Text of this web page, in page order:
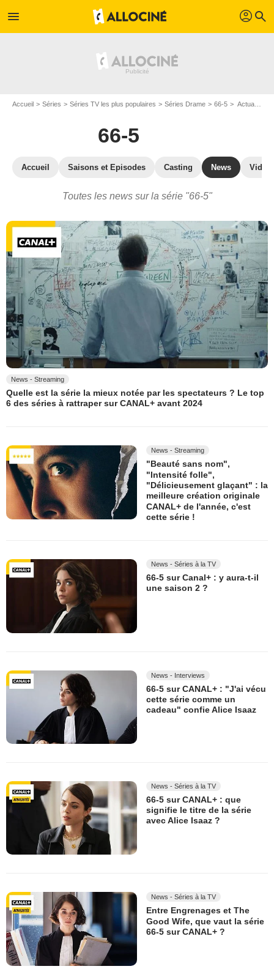
menu profil search
Accueil Séries Séries TV les plus populaires Séries Drame 66-5 Actualité de la série 66-5
66-5
Accueil Saisons et Episodes Casting News
Toutes les news sur la série "66-5"
News - Streaming
Quelle est la série la mieux notée par les spectateurs ? Le top
6 des séries à rattraper sur CANAL+ avant 2024
News - Streaming
"Beauté sans nom",
"Intensité folle",
"Délicieusement glaçant" : la
meilleure création originale
CANAL+ de l'année, c'est
cette série !
News - Séries à la TV
66-5 sur Canal+ : y aura-t-il
une saison 2 ?
News - Interviews
66-5 sur CANAL+ : "J'ai vécu
cette série comme un
cadeau" confie Alice Isaaz
News - Séries à la TV
66-5 sur CANAL+ : que
signifie le titre de la série
avec Alice Isaaz ?
News - Séries à la TV
Entre Engrenages et The
Good Wife, que vaut la série
66-5 sur CANAL+ ?